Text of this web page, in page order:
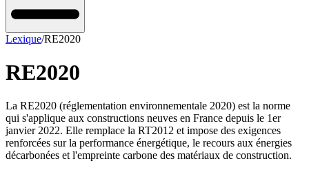
Lexique/RE2020
RE2020
La RE2020 (réglementation environnementale 2020) est la norme
qui s'applique aux constructions neuves en France depuis le 1er
janvier 2022. Elle remplace la RT2012 et impose des exigences
renforcées sur la performance énergétique, le recours aux énergies
décarbonées et l'empreinte carbone des matériaux de construction.